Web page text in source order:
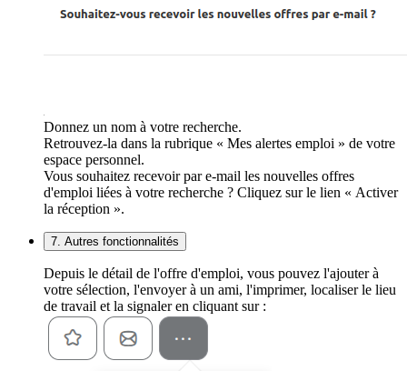
Donnez un nom à votre recherche.
Retrouvez-la dans la rubrique « Mes alertes emploi » de votre
espace personnel.
Vous souhaitez recevoir par e-mail les nouvelles offres
d'emploi liées à votre recherche ? Cliquez sur le lien « Activer
la réception ».
7. Autres fonctionnalités
Depuis le détail de l'offre d'emploi, vous pouvez l'ajouter à
votre sélection, l'envoyer à un ami, l'imprimer, localiser le lieu
de travail et la signaler en cliquant sur :